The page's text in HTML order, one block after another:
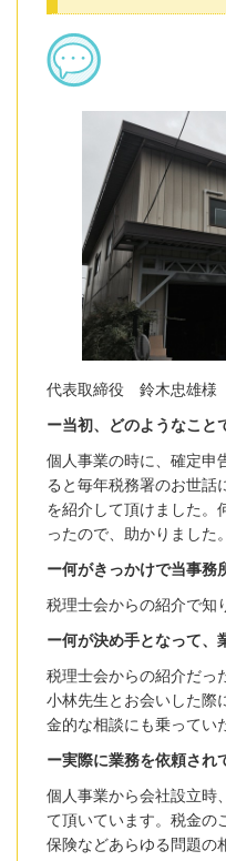
代表取締役 鈴木忠雄
ー当初、どのようなこと
個人事業の時に、確定申
ると毎年税務署のお世話
を紹介して頂けました。
ったので、助かりました。
ー何がきっかけで当事務
税理士会からの紹介で知
ー何が決め手となって、
税理士会からの紹介だっ
小林先生とお会いした際
金的な相談にも乗ってい
ー実際に業務を依頼され
個人事業から会社設立時
て頂いています。税金の
保険などあらゆる問題の